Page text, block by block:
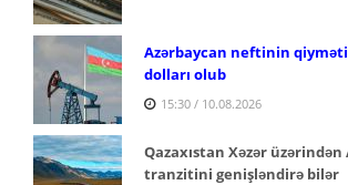
Azərbaycan neftinin qiyməti
dolları olub
15:30 / 10.08.2026
Qazaxıstan Xəzər üzərindən
tranzitini genişləndirə bilər